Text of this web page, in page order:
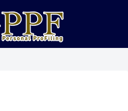
講座紹介
実績紹介
プロフィール